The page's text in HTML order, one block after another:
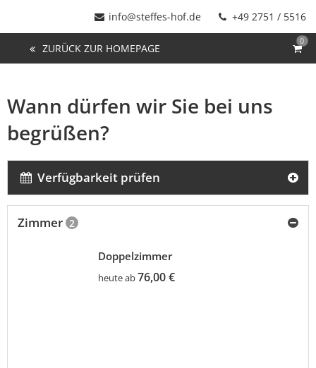
info@steffes-hof.de +49 2751 / 5516
0
ZURÜCK ZUR HOMEPAGE
Wann dürfen wir Sie bei uns
begrüßen?
Verfügbarkeit prüfen
Zimmer 2
Doppelzimmer
heute ab76,00 €